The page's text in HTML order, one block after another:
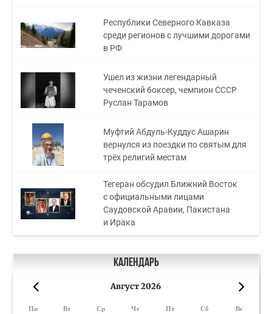
Республики Северного Кавказа
среди регионов с лучшими дорогами
в РФ
Ушел из жизни легендарный
чеченский боксер, чемпион СССР
Руслан Тарамов
Муфтий Абдуль-Куддус Ашарин
вернулся из поездки по святым для
трёх религий местам
Тегеран обсудил Ближний Восток
с официальными лицами
Саудовской Аравии, Пакистана
и Ирака
Календарь
Август 2026
Пн Вт Ср Чт Пт Сб Вс